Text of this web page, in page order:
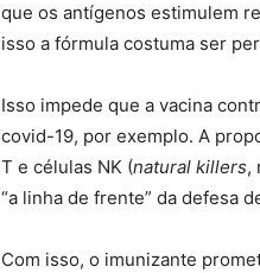
que os antígenos estimulem
isso a fórmula costuma ser
Isso impede que a vacina
covid-19, por exemplo. A
T e células NK (natural killers,
“a linha de frente” da defesa
Com isso, o imunizante